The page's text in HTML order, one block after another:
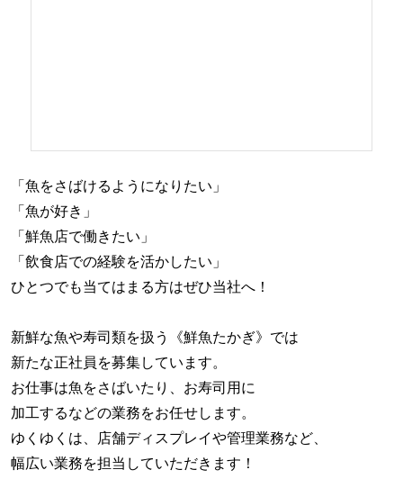
「魚をさばけるようになりたい」
「魚が好き」
「鮮魚店で働きたい」
「飲食店での経験を活かしたい」
ひとつでも当てはまる方はぜひ当社へ！
新鮮な魚や寿司類を扱う《鮮魚たかぎ》では
新たな正社員を募集しています。
お仕事は魚をさばいたり、お寿司用に
加工するなどの業務をお任せします。
ゆくゆくは、店舗ディスプレイや管理業務など、
幅広い業務を担当していただきます！